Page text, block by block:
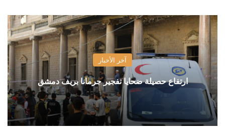
آخر الأخبار
ارتفاع حصيلة ضحايا تفجير جرمانا بريف دمشق